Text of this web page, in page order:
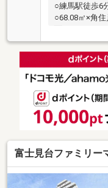
○練馬駅徒歩6
○68.08㎡×角
面バルコニー
る空間設計○
房、冬の朝も
ク・宅配ボッ
クインクロゼ
富士見台ファミリー